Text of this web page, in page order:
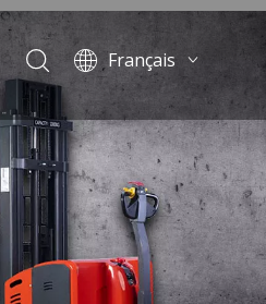
Français
English
Pусский
Español
Português